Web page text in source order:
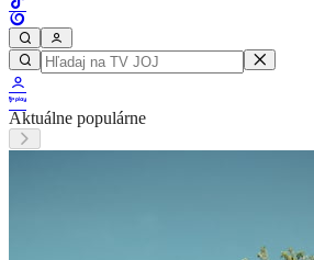
Aktuálne populárne